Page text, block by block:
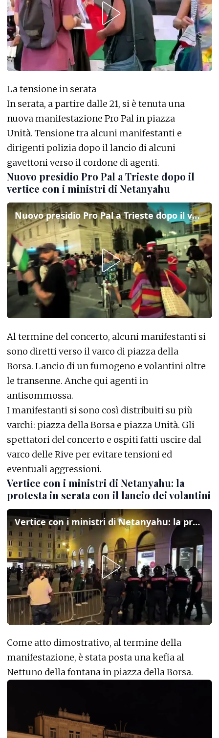
La tensione in serata
In serata, a partire dalle 21, si è tenuta una
nuova manifestazione Pro Pal in piazza
Unità. Tensione tra alcuni manifestanti e
dirigenti polizia dopo il lancio di alcuni
gavettoni verso il cordone di agenti.
Nuovo presidio Pro Pal a Trieste dopo il
vertice con i ministri di Netanyahu
Nuovo presidio Pro Pal a Trieste dopo il vertice con i ministri di Netanyahu
Al termine del concerto, alcuni manifestanti si
sono diretti verso il varco di piazza della
Borsa. Lancio di un fumogeno e volantini oltre
le transenne. Anche qui agenti in
antisommossa.
I manifestanti si sono così distribuiti su più
varchi: piazza della Borsa e piazza Unità. Gli
spettatori del concerto e ospiti fatti uscire dal
varco delle Rive per evitare tensioni ed
eventuali aggressioni.
Vertice con i ministri di Netanyahu: la
protesta in serata con il lancio dei volantini
Vertice con i ministri di Netanyahu: la protesta in serata con il lancio dei volantini
Come atto dimostrativo, al termine della
manifestazione, è stata posta una kefia al
Nettuno della fontana in piazza della Borsa.